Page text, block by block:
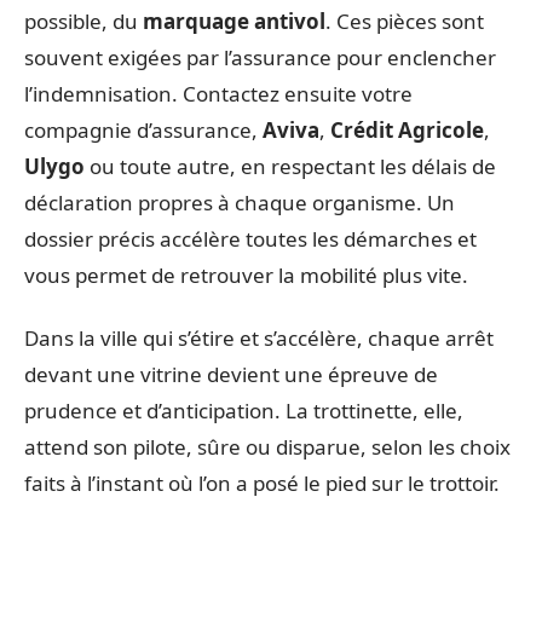
possible, du marquage antivol. Ces pièces sont
souvent exigées par l’assurance pour enclencher
l’indemnisation. Contactez ensuite votre
compagnie d’assurance, Aviva, Crédit Agricole,
Ulygo ou toute autre, en respectant les délais de
déclaration propres à chaque organisme. Un
dossier précis accélère toutes les démarches et
vous permet de retrouver la mobilité plus vite.
Dans la ville qui s’étire et s’accélère, chaque arrêt
devant une vitrine devient une épreuve de
prudence et d’anticipation. La trottinette, elle,
attend son pilote, sûre ou disparue, selon les choix
faits à l’instant où l’on a posé le pied sur le trottoir.